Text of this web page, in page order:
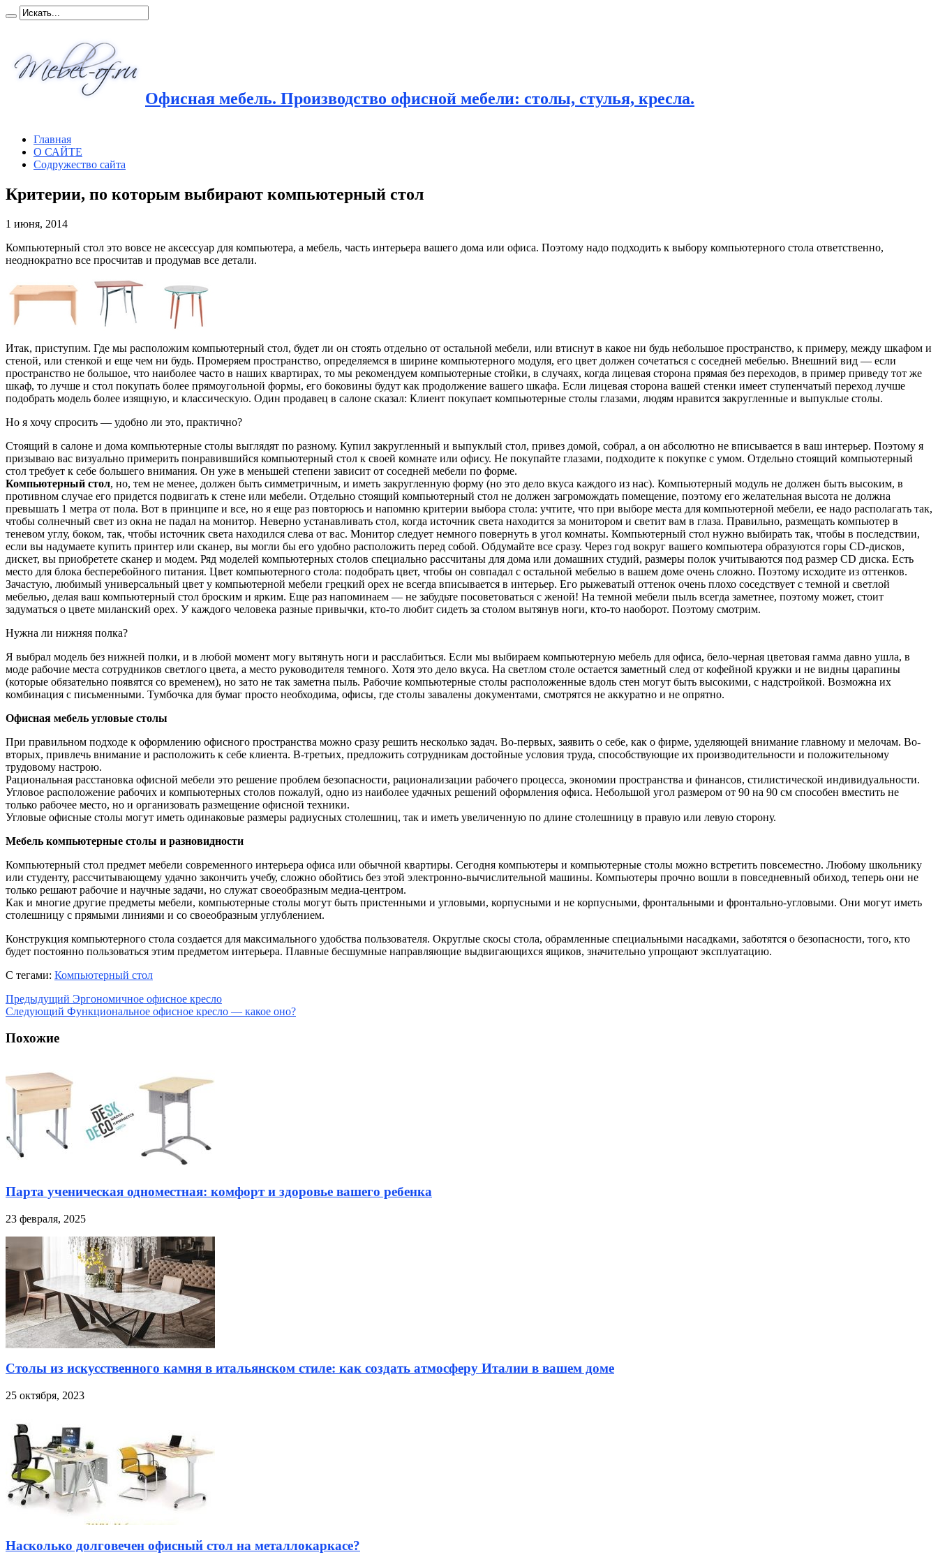
Офисная мебель. Производство офисной мебели: столы, стулья, кресла.
Главная
О САЙТЕ
Содружество сайта
Критерии, по которым выбирают компьютерный стол
1 июня, 2014
Компьютерный стол это вовсе не аксессуар для компьютера, а мебель, часть интерьера вашего дома или офиса. Поэтому надо подходить к выбору компьютерного стола ответственно,
неоднократно все просчитав и продумав все детали.
Итак, приступим. Где мы расположим компьютерный стол, будет ли он стоять отдельно от остальной мебели, или втиснут в какое ни будь небольшое пространство, к примeру, между шкафом и
стеной, или стенкой и еще чем ни будь. Промеряем пространство, определяемся в ширине компьютерного модуля, eго цвет должен сочетаться с соседней мебелью. Внешний вид — если
пространство не большое, что наиболее часто в наших квартирах, то мы рекомендуем компьютерные стойки, в случаях, когда лицевая сторона прямая без переходов, в пример приведу тот же
шкаф, то лучше и стол покупать более прямоугольной формы, его боковины будут как продолжение вашего шкафа. Если лицевая сторона вашей стенки имеет ступенчатый переход лучше
подобрать модель более изящную, и классическую. Один продавец в салоне сказал: Клиент покупает компьютерные столы глазами, людям нравится закругленные и выпуклые столы.
Но я хочу спросить — удобно ли это, практично?
Стоящий в салоне и дома компьютерные столы выглядят по разному. Купил закругленный и выпуклый стол, привез домой, собрал, а он абсолютно не вписывается в ваш интерьер. Поэтому я
призываю вас визуально примерить понравившийся компьютерный стол к своей комнате или офису. Не покупайте глазами, подходите к покупке с умом. Отдельно стоящий компьютерный
стол требует к себе большего внимания. Он уже в меньшей степени зависит от соседней мебели по форме.
Компьютерный стол, но, тем не менее, должен быть симметричным, и иметь закругленную форму (но это дело вкуса каждого из нас). Компьютерный модуль не должен быть высоким, в
противном случае его придется подвигать к стене или мебели. Отдельно стоящий компьютерный стол не должен загромождать помещение, поэтому его желательная высота не должна
превышать 1 метра от пола. Вот в принципе и все, но я еще раз повторюсь и напомню критерии выбора стола: учтите, что при выборе места для компьютерной мебели, ее надо располагать так,
чтобы солнечный свет из окна не падал на монитор. Неверно устанавливать стол, когда источник света находится за монитором и светит вам в глаза. Правильно, размещать компьютер в
теневом углу, боком, так, чтобы источник света находился слева от вас. Монитор следует немного повернуть в угол комнаты. Компьютерный стол нужно выбирать так, чтобы в последствии,
если вы надумаете купить принтер или сканер, вы могли бы его удобно расположить перед собой. Обдумайте все сразу. Через год вокруг вашего компьютера образуются горы CD-дисков,
дискет, вы приобретете сканер и модем. Ряд моделей компьютерных столов специально рассчитаны для дома или домашних студий, размеры полок учитываются под размер CD диска. Есть
место для блока бесперебойного питания. Цвет компьютерного стола: подобрать цвет, чтобы он совпадал с остальной мебелью в вашем доме очень сложно. Поэтому исходите из оттенков.
Зачастую, любимый универсальный цвет у компьютерной мебели грецкий орех не всегда вписывается в интерьер. Его рыжеватый оттенок очень плохо соседствует с темной и светлой
мебелью, делая ваш компьютерный стол броским и ярким. Еще раз напоминаем — не забудьте посоветоваться с женой! На темной мебели пыль всегда заметнее, поэтому может, стоит
задуматься о цвете миланский орех. У каждого человека разные привычки, кто-то любит сидеть за столом вытянув ноги, кто-то наоборот. Поэтому смотрим.
Нужна ли нижняя полка?
Я выбрал модель без нижней полки, и в любой момент могу вытянуть ноги и расслабиться. Если мы выбираем компьютерную мебель для офиса, бело-черная цветовая гамма давно ушла, в
моде рабочие места сотрудников светлого цвета, а место руководителя темного. Хотя это дело вкуса. На светлом столе остается заметный след от кофейной кружки и не видны царапины
(которые обязательно появятся со временем), но зато не так заметна пыль. Рабочие компьютерные столы расположенные вдоль стен могут быть высокими, с надстройкой. Возможна их
комбинация с письменными. Тумбочка для бумаг просто необходима, офисы, где столы завалены документами, смотрятся не аккуратно и не опрятно.
Офисная мебель угловые столы
При правильном подходе к оформлению офисного пространства можно сразу решить несколько задач. Во-первых, заявить о себе, как о фирме, уделяющей внимание главному и мелочам. Во-
вторых, привлечь внимание и расположить к себе клиента. В-третьих, предложить сотрудникам достойные условия труда, способствующие их производительности и положительному
трудовому настрою.
Рациональная расстановка офисной мебели это решение проблем безопасности, рационализации рабочего процесса, экономии пространства и финансов, стилистической индивидуальности.
Угловое расположение рабочих и компьютерных столов пожалуй, одно из наиболее удачных решений оформления офиса. Небольшой угол размером от 90 на 90 см способен вместить не
только рабочее место, но и организовать размещение офисной техники.
Угловые офисные столы могут иметь одинаковые размеры радиусных столешниц, так и иметь увеличенную по длине столешницу в правую или левую сторону.
Мебель компьютерные столы и разновидности
Компьютерный стол предмет мебели современного интерьера офиса или обычной квартиры. Сегодня компьютеры и компьютерные столы можно встретить повсеместно. Любому школьнику
или студенту, рассчитывающему удачно закончить учебу, сложно обойтись без этой электронно-вычислительной машины. Компьютеры прочно вошли в повседневный обиход, теперь они не
только решают рабочие и научные задачи, но служат своеобразным медиа-центром.
Как и многие другие предметы мебели, компьютерные столы могут быть пристенными и угловыми, корпусными и не корпусными, фронтальными и фронтально-угловыми. Они могут иметь
столешницу с прямыми линиями и со своеобразным углублением.
Конструкция компьютерного стола создается для максимального удобства пользователя. Округлые скосы стола, обрамленные специальными насадками, заботятся о безопасности, того, кто
будет постоянно пользоваться этим предметом интерьера. Плавные бесшумные направляющие выдвигающихся ящиков, значительно упрощают эксплуатацию.
С тегами: Компьютерный стол
Предыдущий Эргономичное офисное кресло
Следующий Функциональное офисное кресло — какое оно?
Похожие
Парта ученическая одноместная: комфорт и здоровье вашего ребенка
23 февраля, 2025
Столы из искусственного камня в итальянском стиле: как создать атмосферу Италии в вашем доме
25 октября, 2023
Насколько долговечен офисный стол на металлокаркасе?